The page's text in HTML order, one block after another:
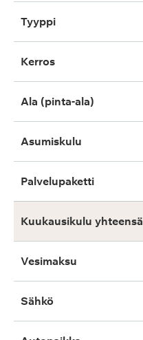
Tyyppi
Kerros
Ala (pinta-ala)
Asumiskulu
Palvelupaketti
Kuukausikulu yhteensä
Vesimaksu
Sähkö